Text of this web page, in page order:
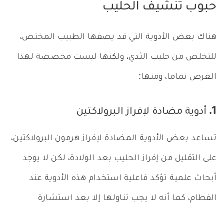
حبوب تنشيف الحليب
هناك بعض الأدوية التي قد يصفها الطبيب المختص،
للتخلص من حليب الثدي، ولكنها ليست مخصصة لهذا
الغرض تماما، ومنها:
1. أدوية مضادة لإفراز البرولاكتين
تساعد بعض الأدوية المضادة لإفراز هرمون البرولاكتين،
على التقليل من إفراز الحليب بعد الولادة، لكن لا يوجد
أبحاث علمية تؤكد فاعلية استخدام هذه الأدوية عند
الفطام، كما أنه لا يجب تناولها إلا بعد استشارة